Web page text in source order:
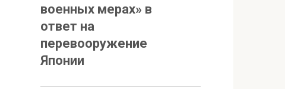
военных мерах» в
ответ на
перевооружение
Японии